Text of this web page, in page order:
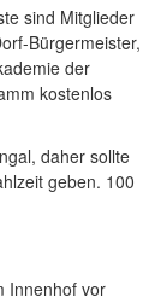
sind Mitglieder
Bürgermeister,
der
kostenlos
daher sollte
geben. 100
Innenhof vor